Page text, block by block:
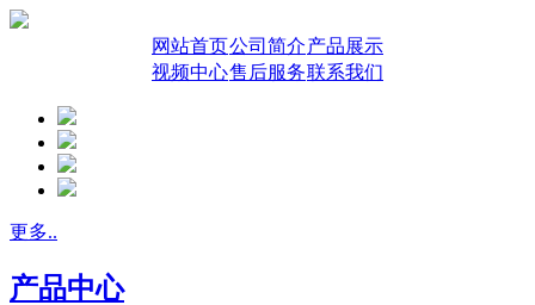
网站首页公司简介产品展示
视频中心售后服务联系我们
更多..
产品中心